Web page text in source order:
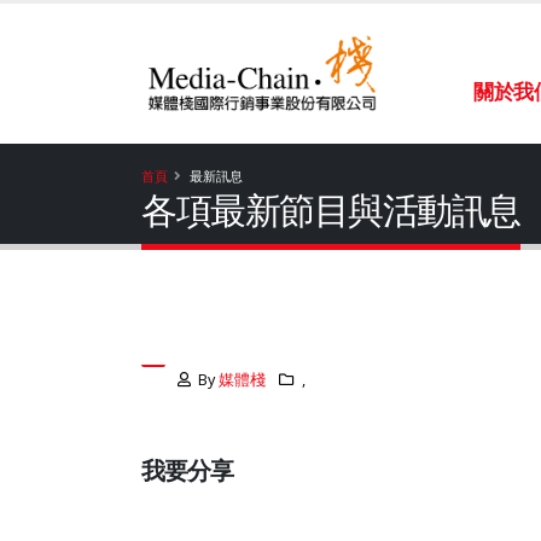
關於我
首頁 最新訊息
各項最新節目與活動訊息
By媒體棧 ,
我要分享